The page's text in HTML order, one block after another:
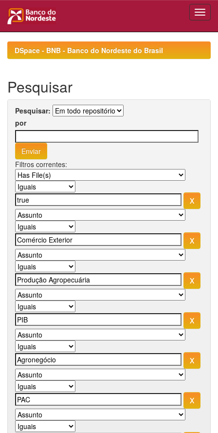
navigationDSpace - BNB - Banco do Nordeste do Brasil
Pesquisar
Pesquisar:
por
Filtros correntes: